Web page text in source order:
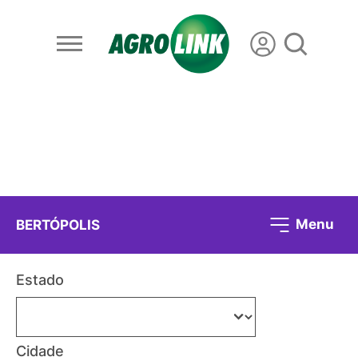
BERTÓPOLIS Menu
Estado
Cidade